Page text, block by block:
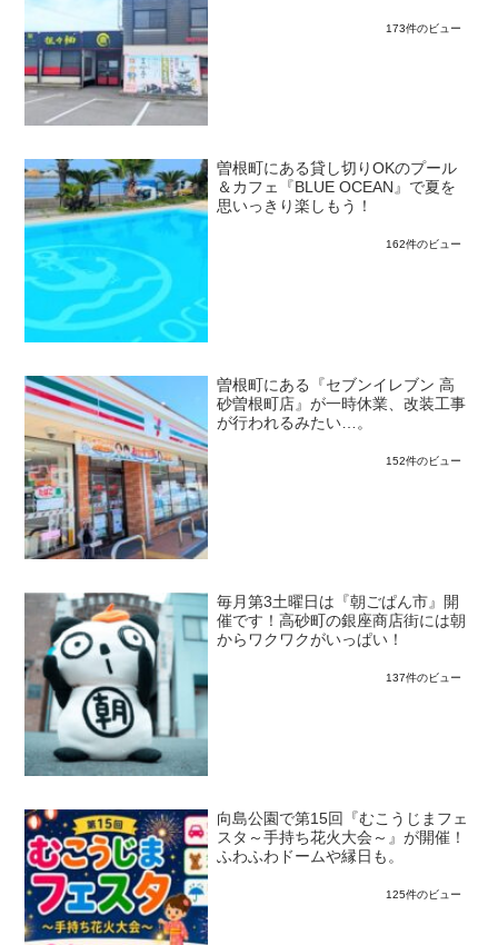
173件のビュー
曽根町にある貸し切りOKのプール
＆カフェ『BLUE OCEAN』で夏を
思いっきり楽しもう！
162件のビュー
曽根町にある『セブンイレブン 高
砂曽根町店』が一時休業、改装工事
が行われるみたい…。
152件のビュー
毎月第3土曜日は『朝ごぱん市』開
催です！高砂町の銀座商店街には朝
からワクワクがいっぱい！
137件のビュー
向島公園で第15回『むこうじまフェ
スタ～手持ち花火大会～』が開催！
ふわふわドームや縁日も。
125件のビュー